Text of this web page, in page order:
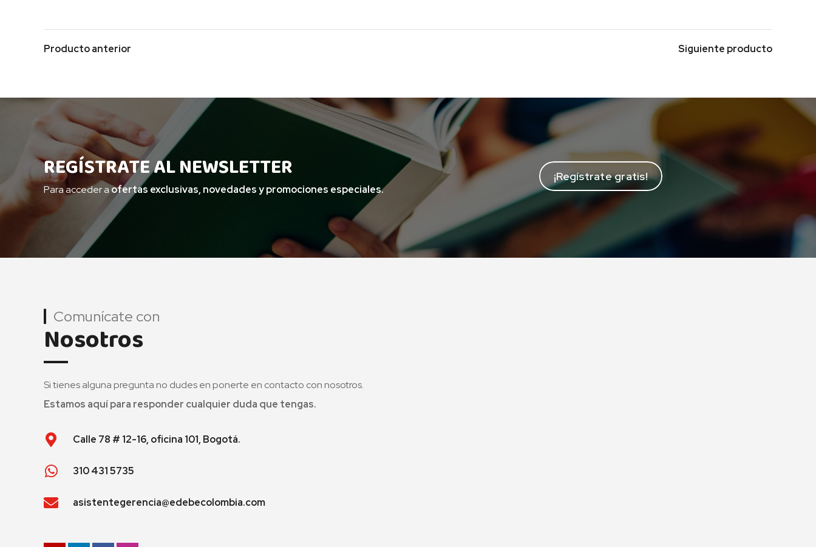
Producto anterior Siguiente producto
REGÍSTRATE AL NEWSLETTER
Para acceder aofertas exclusivas, novedades y promociones especiales.
¡Regístrate gratis!
Comunícate con
Nosotros
Si tienes alguna pregunta no dudes en ponerte en contacto con nosotros.
Estamos aquí para responder cualquier duda que tengas.
Calle 78 # 12-16, oficina 101, Bogotá.
310 431 5735
asistentegerencia@edebecolombia.com